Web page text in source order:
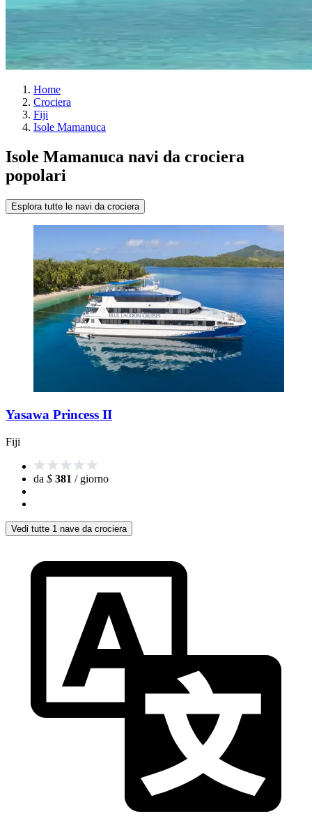
Home
Crociera
Fiji
Isole Mamanuca
Isole Mamanuca navi da crociera
popolari
Esplora tutte le navi da crociera
Yasawa Princess II
Fiji
da $ 381 / giorno
Vedi tutte 1 nave da crociera